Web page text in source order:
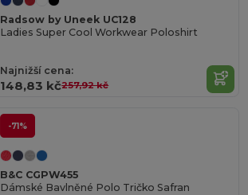
Radsow by Uneek UC128
Ladies Super Cool Workwear Poloshirt
Najnižší cena:
148,83 kč257,92 kč
-71%
B&C CGPW455
Dámské Bavlněné Polo Tričko Safran